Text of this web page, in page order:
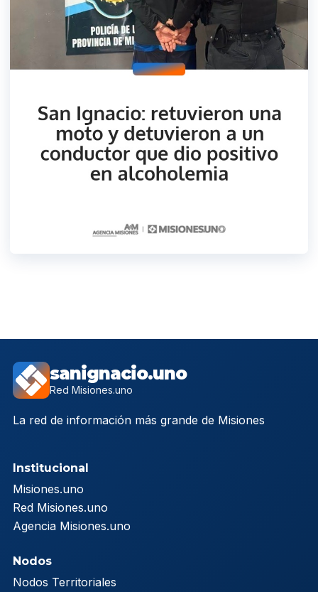
sanignacio.uno
Red Misiones.uno
La red de información más grande de Misiones
Institucional
Misiones.uno
Red Misiones.uno
Agencia Misiones.uno
Nodos
Nodos Territoriales